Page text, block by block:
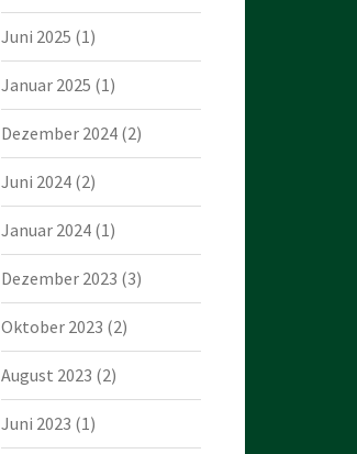
Juni 2025 (1)
Januar 2025 (1)
Dezember 2024(2)
Juni 2024(2)
Januar 2024(1)
Dezember 2023 (3)
Oktober 2023 (2)
August 2023 (2)
Juni 2023 (1)